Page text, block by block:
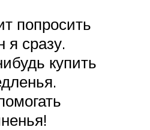
попросить
я сразу.
купить